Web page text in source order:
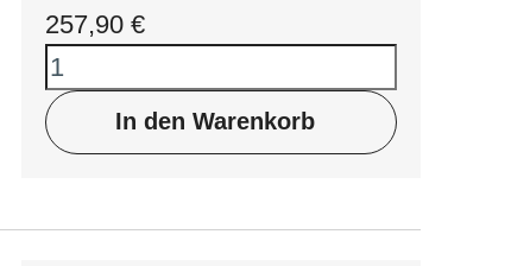
257,90 €
In den Warenkorb